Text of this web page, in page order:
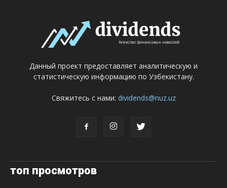
Данный проект предоставляет аналитическую и
статистическую информацию по Узбекистану.
Свяжитесь с нами: dividends@nuz.uz
топ просмотров